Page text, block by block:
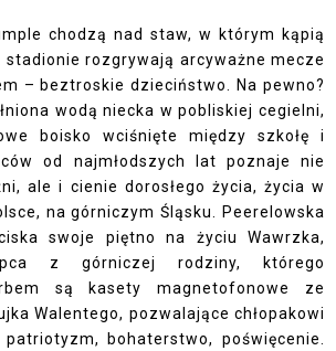
chodzą nad staw, w którym kąpią
stadionie rozgrywają arcyważne mecze
– beztroskie dzieciństwo. Na pewno?
wodą niecka w pobliskiej cegielni,
boisko wciśnięte między szkołę i
od najmłodszych lat poznaje nie
ale i cienie dorosłego życia, życia w
na górniczym Śląsku. Peerelowska
swoje piętno na życiu Wawrzka,
z górniczej rodziny, którego
są kasety magnetofonowe ze
Walentego, pozwalające chłopakowi
bohaterstwo, poświęcenie.